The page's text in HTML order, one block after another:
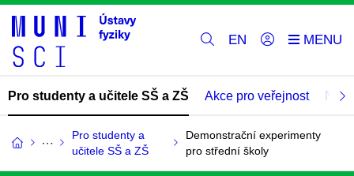
EN
Pro studenty a učitele SŠ a ZŠ Akce pro veřejnost
Pro studenty a
učitele SŠ a ZŠ
Demonstrační experimenty
pro střední školy